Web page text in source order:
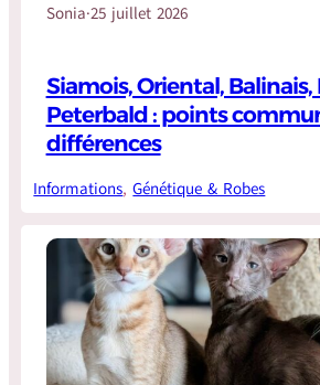
Sonia·25 juillet 2026
Siamois, Oriental,
Peterbald : points
différences
Informations, Génétique & Robes